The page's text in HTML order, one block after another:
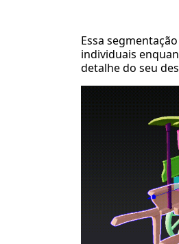
Essa
individuais
detalhe do seu